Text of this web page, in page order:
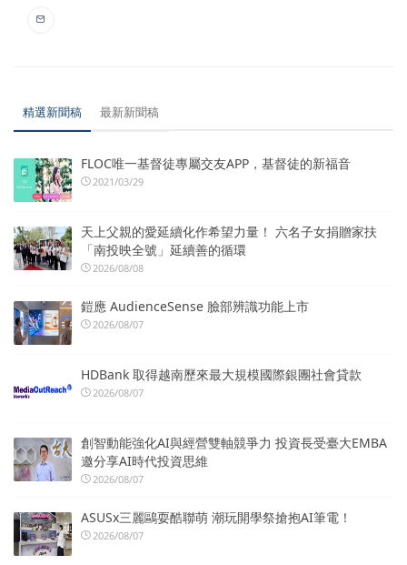
精選新聞稿 最新新聞稿
FLOC唯一基督徒專屬交友APP，基督徒的新福音
2021/03/29
天上父親的愛延續化作希望力量！ 六名子女捐贈家扶
「南投映全號」延續善的循環
2026/08/08
鎧應 AudienceSense 臉部辨識功能上市
2026/08/07
HDBank 取得越南歷來最大規模國際銀團社會貸款
2026/08/07
創智動能強化AI與經營雙軸競爭力 投資長受臺大EMBA
邀分享AI時代投資思維
2026/08/07
ASUSx三麗鷗耍酷聯萌 潮玩開學祭搶抱AI筆電！
2026/08/07